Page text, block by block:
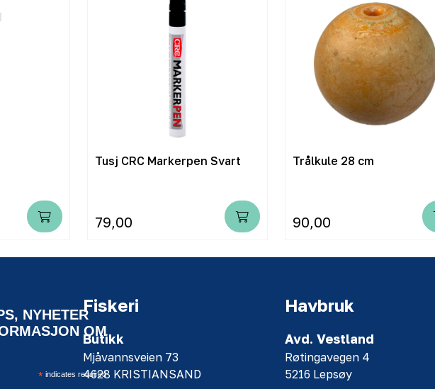
Tusj CRC Markerpen Svart
79,00
Trålkule 28 cm
90,00
NYHETER
OM
*indicates required
Fiskeri
Butikk
Mjåvannsveien 73
4628 KRISTIANSAND
Havbruk
Avd. Vestland
Røtingavegen 4
5216 Lepsøy